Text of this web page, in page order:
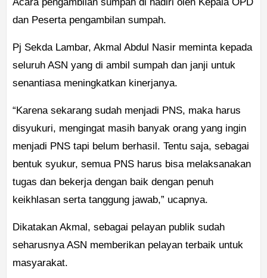
Acara pengambilan sumpah di hadiri oleh Kepala OPD
dan Peserta pengambilan sumpah.
Pj Sekda Lambar, Akmal Abdul Nasir meminta kepada
seluruh ASN yang di ambil sumpah dan janji untuk
senantiasa meningkatkan kinerjanya.
“Karena sekarang sudah menjadi PNS, maka harus
disyukuri, mengingat masih banyak orang yang ingin
menjadi PNS tapi belum berhasil. Tentu saja, sebagai
bentuk syukur, semua PNS harus bisa melaksanakan
tugas dan bekerja dengan baik dengan penuh
keikhlasan serta tanggung jawab,” ucapnya.
Dikatakan Akmal, sebagai pelayan publik sudah
seharusnya ASN memberikan pelayan terbaik untuk
masyarakat.